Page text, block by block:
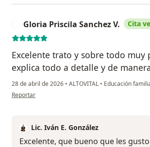
Gloria Priscila Sanchez V. Cita
Excelente trato y sobre todo muy
explica todo a detalle y de
28 de abril de 2026 • ALTOVITAL • Educación
en opinión del usuario Gloria Priscila Sanchez V.
Reportar
Lic. Iván E. González
Excelente, que bueno que les